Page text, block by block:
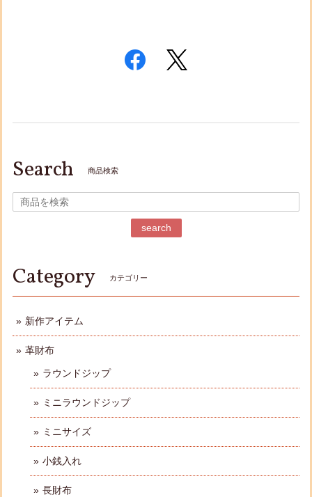
Search 商品検索
search
Category カテゴリー
新作アイテム
革財布
ラウンドジップ
ミニラウンドジップ
ミニサイズ
小銭入れ
長財布